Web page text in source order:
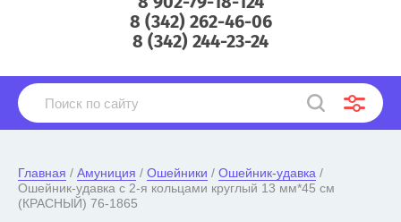
8 (342) 262-46-06
8 (342) 244-23-24
Главная / Амуниция / Ошейники / Ошейник-удавка /
Ошейник-удавка с 2-я кольцами круглый 13 мм*45 см
(КРАСНЫЙ) 76-1865